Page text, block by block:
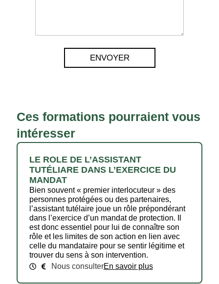
ENVOYER
Ces formations pourraient vous
intéresser
LE ROLE DE L’ASSISTANT
TUTÉLIARE DANS L’EXERCICE DU
MANDAT
Bien souvent « premier interlocuteur » des
personnes protégées ou des partenaires,
l’assistant tutélaire joue un rôle prépondérant
dans l’exercice d’un mandat de protection. Il
est donc essentiel pour lui de connaître son
rôle et les limites de son action en lien avec
celle du mandataire pour se sentir légitime et
trouver du sens à son intervention.
Nous consulterEn savoir plus